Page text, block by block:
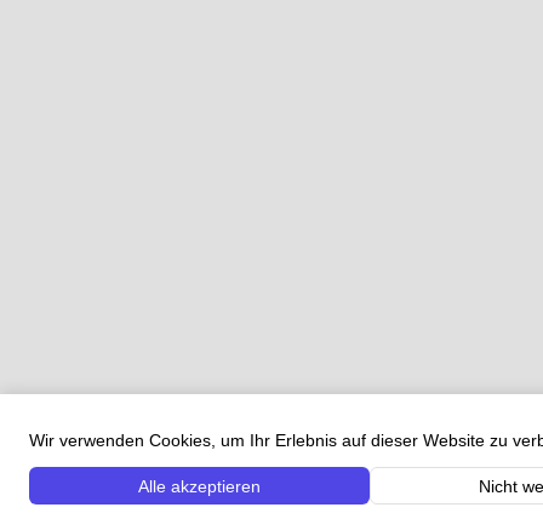
Wir verwenden Cookies, um Ihr Erlebnis auf dieser Website zu
Alle akzeptieren Nicht